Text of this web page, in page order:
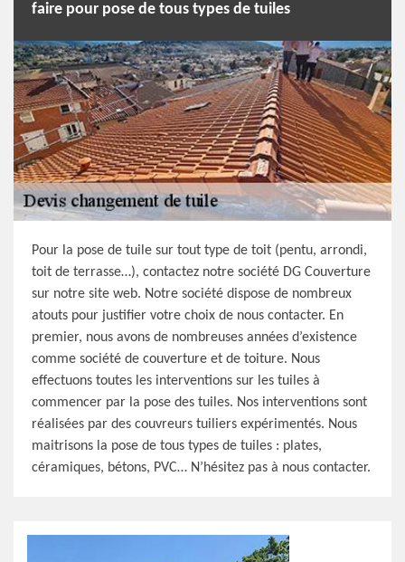
faire pour pose de tous types de tuiles
Pour la pose de tuile sur tout type de toit (pentu, arrondi,
toit de terrasse…), contactez notre société DG Couverture
sur notre site web. Notre société dispose de nombreux
atouts pour justifier votre choix de nous contacter. En
premier, nous avons de nombreuses années d’existence
comme société de couverture et de toiture. Nous
effectuons toutes les interventions sur les tuiles à
commencer par la pose des tuiles. Nos interventions sont
réalisées par des couvreurs tuiliers expérimentés. Nous
maitrisons la pose de tous types de tuiles : plates,
céramiques, bétons, PVC… N’hésitez pas à nous contacter.